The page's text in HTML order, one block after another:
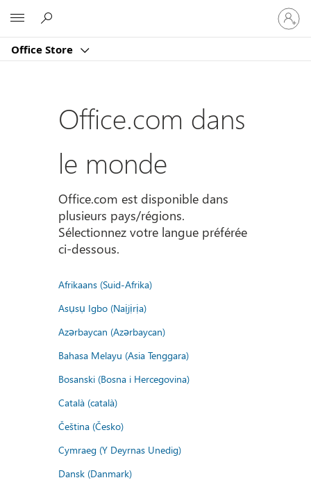
Office Store
vous
à
compte
Office.com dans
le monde
Office.com est disponible dans
plusieurs pays/régions.
Sélectionnez votre langue préférée
ci-dessous.
Afrikaans (Suid-Afrika)
Asụsụ Igbo (Naịjịrịa)
Azərbaycan (Azərbaycan)
Bahasa Melayu (Asia Tenggara)
Bosanski (Bosna i Hercegovina)
Català (català)
Čeština (Česko)
Cymraeg (Y Deyrnas Unedig)
Dansk (Danmark)